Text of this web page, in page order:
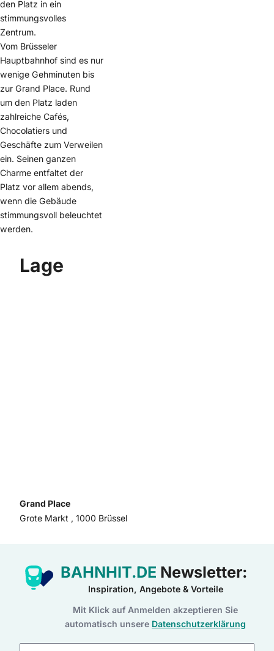
den Platz in ein
stimmungsvolles
Zentrum.
Vom Brüsseler
Hauptbahnhof sind es nur
wenige Gehminuten bis
zur Grand Place. Rund
um den Platz laden
zahlreiche Cafés,
Chocolatiers und
Geschäfte zum Verweilen
ein. Seinen ganzen
Charme entfaltet der
Platz vor allem abends,
wenn die Gebäude
stimmungsvoll beleuchtet
werden.
Lage
Grand Place
Grote Markt , 1000 Brüssel
BAHNHIT.DE Newsletter:
Inspiration, Angebote & Vorteile
Mit Klick auf Anmelden akzeptieren Sie
automatisch unsere Datenschutzerklärung